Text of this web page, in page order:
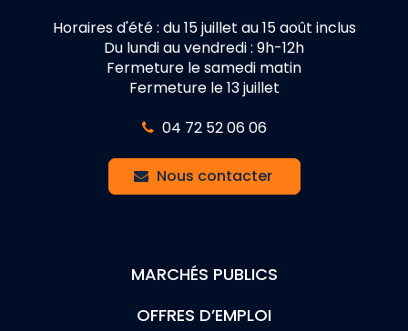
Horaires d'été : du 15 juillet au 15 août inclus
Du lundi au vendredi : 9h-12h
Fermeture le samedi matin
Fermeture le 13 juillet
04 72 52 06 06
Nous contacter
MARCHÉS PUBLICS
OFFRES D’EMPLOI